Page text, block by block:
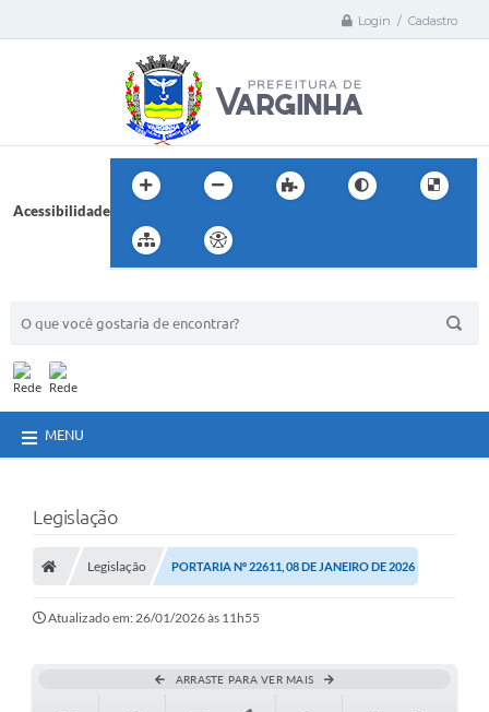
Login / Cadastro
Acessibilidade
MENU
Legislação
Legislação PORTARIA Nº 22611, 08 DE JANEIRO DE 2026
Atualizado em: 26/01/2026 às 11h55
ARRASTE PARA VER MAIS